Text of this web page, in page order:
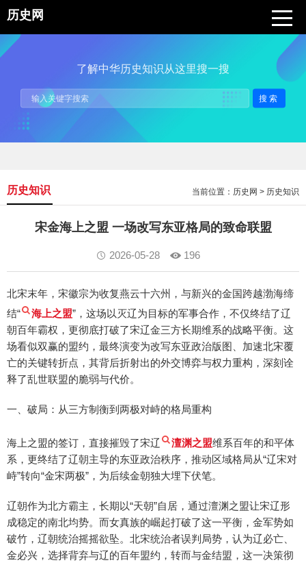
历史网
了解中华历史知识从这里搜一搜
搜索
当前位置： 历史网 > 历史知识
历史知识
宋金海上之盟 一场改写东亚格局的致命联盟
2026-05-28 196
北宋末年，宋徽宗为收复燕云十六州，与新兴的金国跨越渤海缔
结“
海上之盟”，这场以灭辽为目标的军事合作，不仅终结了辽
朝百年霸权，更彻底打破了宋辽金三方长期维系的战略平衡。这
场看似双赢的盟约，最终演变为改写东亚政治版图、加速北宋覆
亡的关键转折点，其背后折射出的外交博弈与权力重构，深刻诠
释了乱世联盟的脆弱与代价。
一、破局：从三方制衡到两极对峙的格局重构
海上之盟的签订，直接摧毁了宋辽 澶渊之盟维系百年的和平体
系，更终结了辽朝主导的东亚政治秩序，推动区域格局从“辽宋对
峙”转向“金宋两极”，为后续金朝独大埋下伏笔。
辽朝作为北方霸主，长期以“天朝”自居，通过澶渊之盟让宋辽形
成稳定的南北均势。而女真族的崛起打破了这一平衡，金军势如
破竹，辽朝统治摇摇欲坠。北宋统治者误判局势，认为辽必亡、
金必兴，选择背弃与辽的百年盟约，转而与金结盟，这一决策彻